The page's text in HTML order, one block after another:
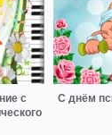
с
С днём